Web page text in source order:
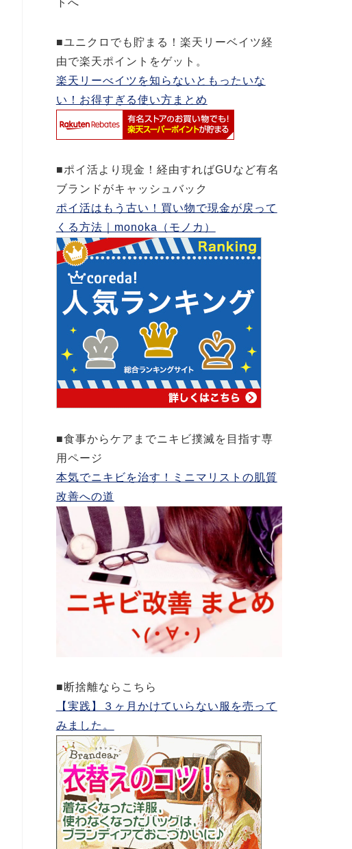
■ユニクロでも貯まる！楽天リーベイツ経
由で楽天ポイントをゲット。
楽天リーべイツを知らないともったいな
い！お得すぎる使い方まとめ
■ポイ活より現金！経由すればGUなど有名
ブランドがキャッシュバック
ポイ活はもう古い！買い物で現金が戻って
くる方法｜monoka（モノカ）
■食事からケアまでニキビ撲滅を目指す専
用ページ
本気でニキビを治す！ミニマリストの肌質
改善への道
■断捨離ならこちら
【実践】３ヶ月かけていらない服を売って
みました。